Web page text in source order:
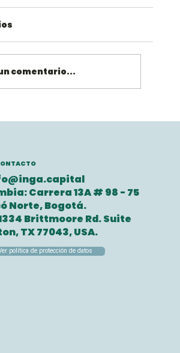
de Inversiones para
comentario...
Carrera 13A # 98 - 75
Norte, Bogotá.
Brittmoore Rd. Suite
TX 77043, USA.
política de protección de datos